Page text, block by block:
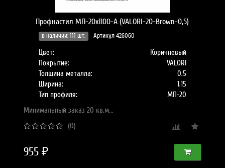
Профнастил МП-20х1100-A (VALORI-20-Brown-0,5)
в наличии: 111 шт. Артикул 426060
Цвет:
Коричневый
Покрытие:
VALORI
Толщина металла:
0.5
Ширина:
1.15
Тип профиля:
МП-20
Минимальный заказ 20 кв.м...
(0)
955 ₽